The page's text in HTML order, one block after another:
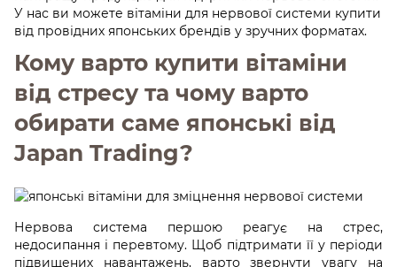
У нас ви можете вітаміни для нервової системи купити
від провідних японських брендів у зручних форматах.
Кому варто купити вітаміни
від стресу та чому варто
обирати саме японські від
Japan Trading?
Нервова система першою реагує на стрес,
недосипання і перевтому. Щоб підтримати її у періоди
підвищених навантажень, варто звернути увагу на